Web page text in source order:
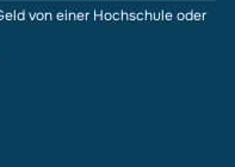
von einer Hochschule oder